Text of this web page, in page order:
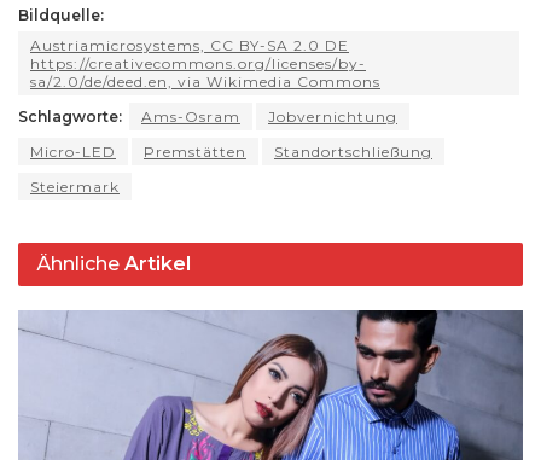
ts
A
p
p
ra
m
b
o
o
k
y
d
s
t
ar
e
Bildquelle:
Austriamicrosystems, CC BY-SA 2.0 DE
https://creativecommons.org/licenses/by-
sa/2.0/de/deed.en, via Wikimedia Commons
Schlagworte:
Ams-Osram
Jobvernichtung
Micro-LED
Premstätten
Standortschließung
Steiermark
Ähnliche Artikel